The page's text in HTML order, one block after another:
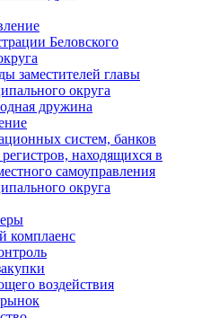
Беловского
заместителей главы
округа
дружина
систем, банков
находящихся в
самоуправления
округа
комплаенс
воздействия